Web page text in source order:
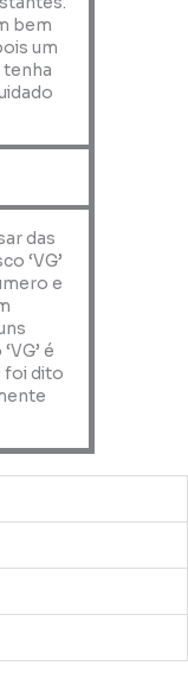
bem
um
tenha
das
‘VG’
e
é
foi dito